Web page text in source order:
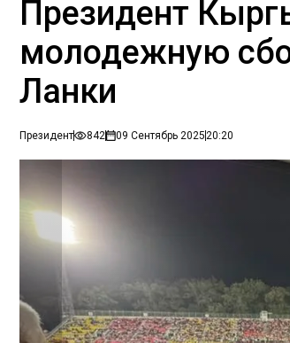
Президент
молодежную
Ланки
Президент 842 09 Сентябрь 202520:20